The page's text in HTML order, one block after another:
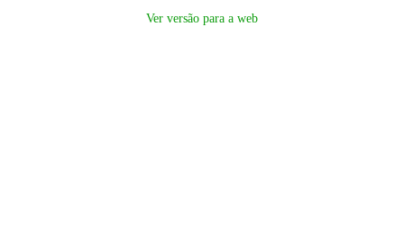
Ver versão para a web